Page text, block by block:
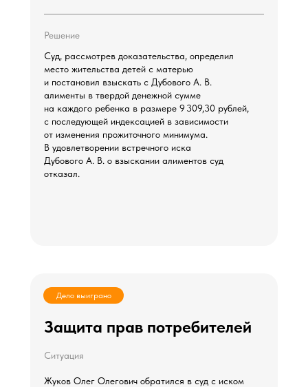
Суд, рассмотрев доказательства, определил
место жительства детей с матерью
и постановил взыскать с Дубового А. В.
алименты в твердой денежной сумме
на каждого ребенка в размере 9 309,30 рублей,
с последующей индексацией в зависимости
от изменения прожиточного минимума.
В удовлетворении встречного иска
Дубового А. В. о взыскании алиментов суд
отказал.
Решение
Дело выиграно
Защита прав потребителей
Ситуация
Жуков Олег Олегович обратился в суд с иском